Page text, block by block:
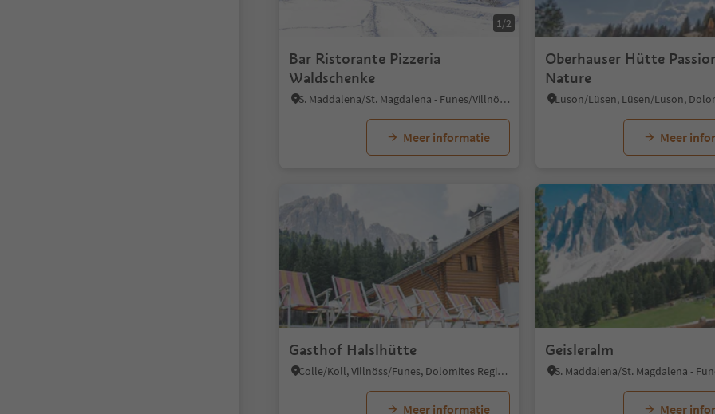
1/2
Bar Ristorante Pizzeria
Waldschenke
S. Maddalena/St. Magdalena - Funes/Villnöss, Villnöss/Funes, Dolomites Region Lüsen Villnöss
Meer informatie
Oberhauser Hütte
Nature
Meer
Gasthof Halslhütte
Colle/Koll, Villnöss/Funes, Dolomites Region Lüsen Villnöss
Meer informatie
Geisleralm
Meer